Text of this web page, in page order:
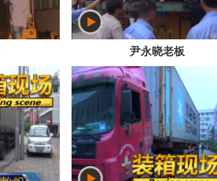
尹永晓老板